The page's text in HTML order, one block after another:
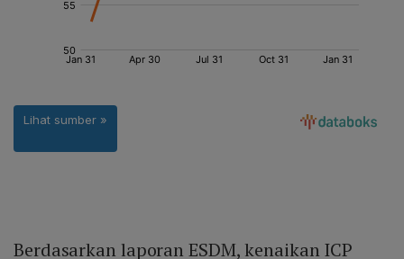
Berdasarkan laporan ESDM, kenaikan ICP